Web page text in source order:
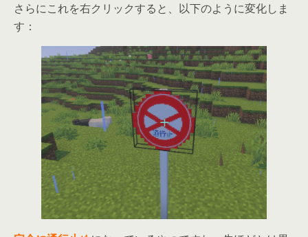
さらにこれを右クリックすると、以下のように変化しま
す：